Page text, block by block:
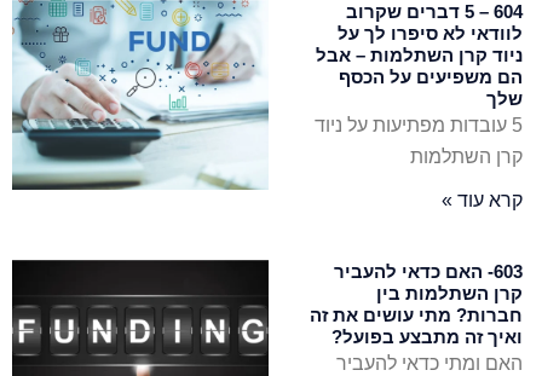
604 – 5 דברים שקרוב
לוודאי לא סיפרו לך על
ניוד קרן השתלמות – אבל
הם משפיעים על הכסף
שלך
5 עובדות מפתיעות על ניוד
קרן השתלמות
קרא עוד »
603- האם כדאי להעביר
קרן השתלמות בין
חברות? מתי עושים את זה
ואיך זה מתבצע בפועל?
האם ומתי כדאי להעביר